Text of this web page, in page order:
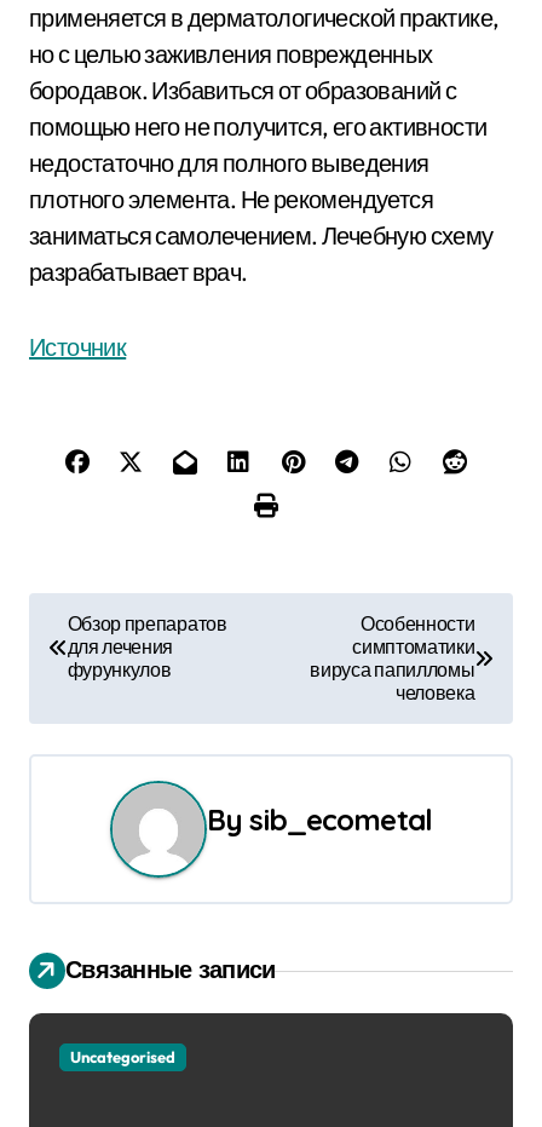
применяется в дерматологической практике,
но с целью заживления поврежденных
бородавок. Избавиться от образований с
помощью него не получится, его активности
недостаточно для полного выведения
плотного элемента. Не рекомендуется
заниматься самолечением. Лечебную схему
разрабатывает врач.
Источник
в
и
ц
и
я
Обзор препаратов
для лечения
фурункулов
Особенности
симптоматики
вируса папилломы
человека
Bysib_ecometal
Связанные записи
Uncategorised